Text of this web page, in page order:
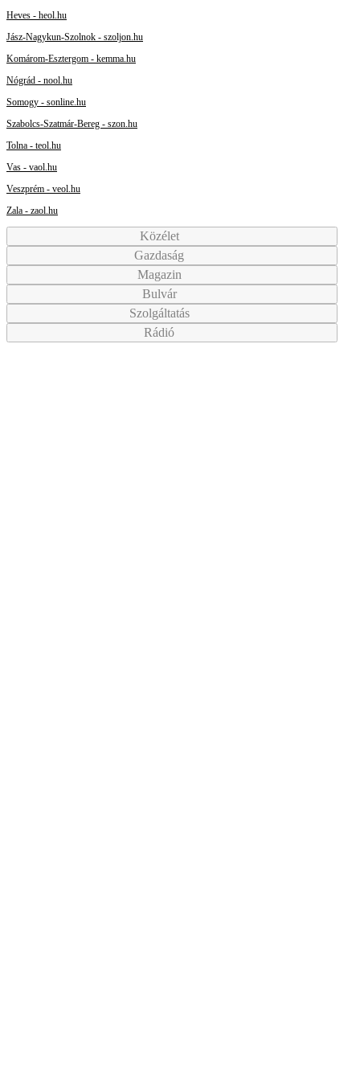
Heves - heol.hu
Jász-Nagykun-Szolnok - szoljon.hu
Komárom-Esztergom - kemma.hu
Nógrád - nool.hu
Somogy - sonline.hu
Szabolcs-Szatmár-Bereg - szon.hu
Tolna - teol.hu
Vas - vaol.hu
Veszprém - veol.hu
Zala - zaol.hu
Közélet
Gazdaság
Magazin
Bulvár
Szolgáltatás
Rádió